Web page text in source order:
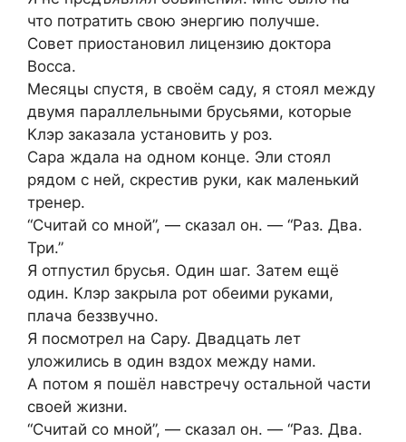
что потратить свою энергию получше.
Совет приостановил лицензию доктора
Восса.
Месяцы спустя, в своём саду, я стоял между
двумя параллельными брусьями, которые
Клэр заказала установить у роз.
Сара ждала на одном конце. Эли стоял
рядом с ней, скрестив руки, как маленький
тренер.
“Считай со мной”, — сказал он. — “Раз. Два.
Три.”
Я отпустил брусья. Один шаг. Затем ещё
один. Клэр закрыла рот обеими руками,
плача беззвучно.
Я посмотрел на Сару. Двадцать лет
уложились в один вздох между нами.
А потом я пошёл навстречу остальной части
своей жизни.
“Считай со мной”, — сказал он. — “Раз. Два.